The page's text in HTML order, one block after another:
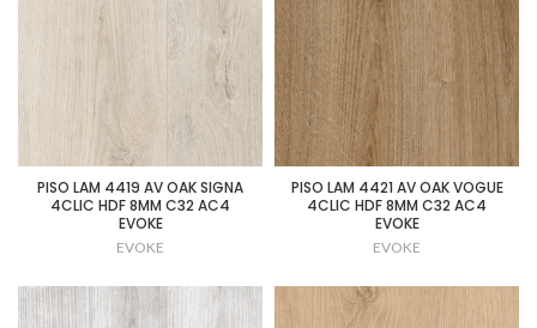
PISO LAM 4419 AV OAK SIGNA
4CLIC HDF 8MM C32 AC4
EVOKE
EVOKE
PISO LAM 4421 AV OAK VOGUE
4CLIC HDF 8MM C32 AC4
EVOKE
EVOKE